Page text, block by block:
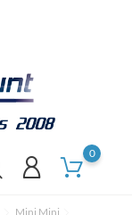
0
Mini Mini